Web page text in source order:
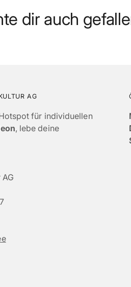
dir auch
AG
für individuellen
, lebe deine